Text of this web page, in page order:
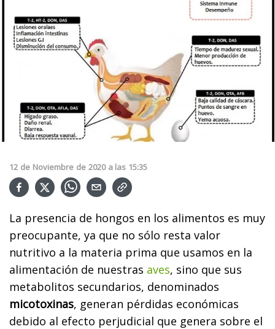
12 de Noviembre de 2020 a las 15:35
La presencia de hongos en los alimentos es muy
preocupante, ya que no sólo resta valor
nutritivo a la materia prima que usamos en la
alimentación de nuestras aves, sino que sus
metabolitos secundarios, denominados
micotoxinas, generan pérdidas económicas
debido al efecto perjudicial que genera sobre el